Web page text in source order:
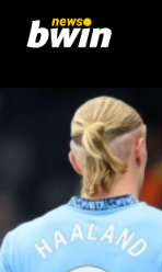
contenuto